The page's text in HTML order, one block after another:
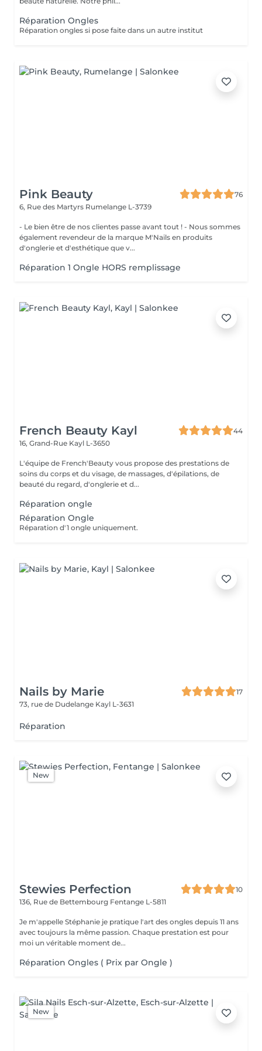
Réparation Ongles
Réparation ongles si pose faite dans un autre institut
Pink Beauty
76
6, Rue des Martyrs Rumelange L-3739
- Le bien être de nos clientes passe avant tout ! - Nous sommes
également revendeur de la marque M'Nails en produits
d'onglerie et d'esthétique que v...
Réparation 1 Ongle HORS remplissage
French Beauty Kayl
44
16, Grand-Rue Kayl L-3650
L'équipe de French'Beauty vous propose des prestations de
soins du corps et du visage, de massages, d'épilations, de
beauté du regard, d'onglerie et d...
Réparation ongle
Réparation Ongle
Réparation d'1 ongle uniquement.
Nails by Marie
17
73, rue de Dudelange Kayl L-3631
Réparation
New
Stewies Perfection
10
136, Rue de Bettembourg Fentange L-5811
Je m'appelle Stéphanie je pratique l'art des ongles depuis 11 ans
avec toujours la même passion. Chaque prestation est pour
moi un véritable moment de...
Réparation Ongles ( Prix par Ongle )
New